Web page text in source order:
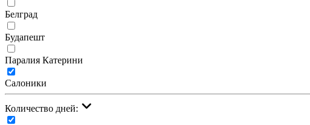
Белград
Будапешт
Паралия Катерини
Салоники
Количество дней: